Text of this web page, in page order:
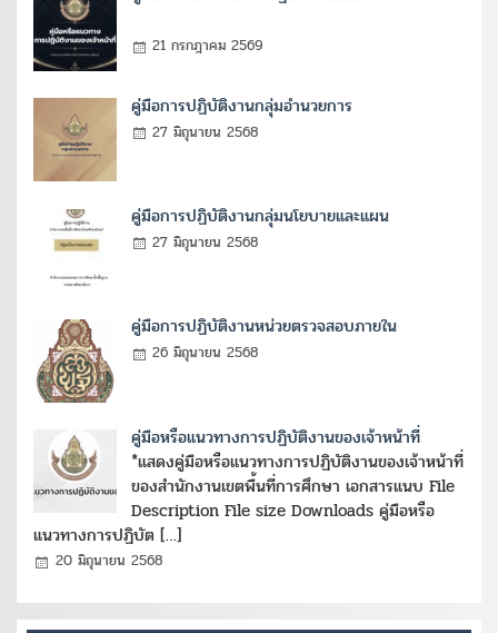
21 กรกฎาคม 2569
คู่มือการปฏิบัติงานกลุ่มอำนวยการ
27 มิถุนายน 2568
คู่มือการปฏิบัติงานกลุ่มนโยบายและแผน
27 มิถุนายน 2568
คู่มือการปฏิบัติงานหน่วยตรวจสอบภายใน
26 มิถุนายน 2568
คู่มือหรือแนวทางการปฏิบัติงานของเจ้าหน้าที่
*แสดงคู่มือหรือแนวทางการปฏิบัติงานของเจ้าหน้าที่
ของสำนักงานเขตพื้นที่การศึกษา เอกสารแนบ File
Description File size Downloads คู่มือหรือ
แนวทางการปฏิบัต […]
20 มิถุนายน 2568